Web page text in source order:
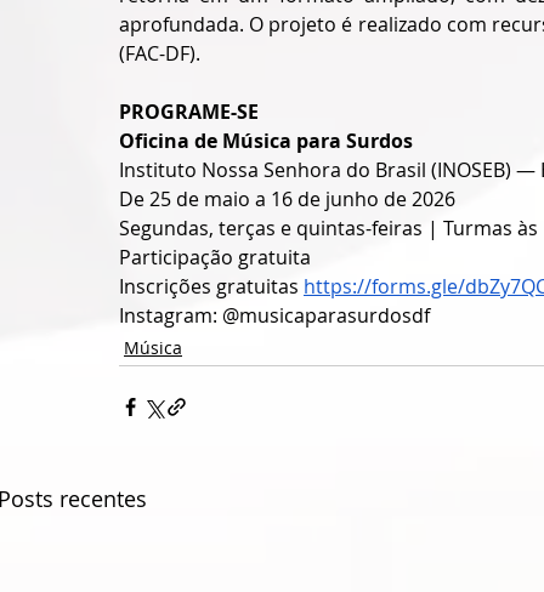
aprofundada. O projeto é realizado com
(FAC-DF).
PROGRAME-SE
Oficina de Música para Surdos
Instituto Nossa Senhora do Brasil (INOSEB) —
De 25 de maio a 16 de junho de 2026
Segundas, terças e quintas-feiras | Turmas às
Participação gratuita
Inscrições gratuitas https://forms.gle/
Instagram: @musicaparasurdosdf
Música
recentes